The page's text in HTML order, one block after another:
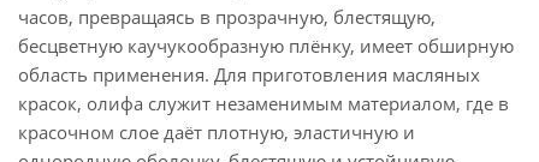
часов, превращаясь в прозрачную, блестящую,
бесцветную каучукообразную плёнку, имеет обширную
область применения. Для приготовления масляных
красок, олифа служит незаменимым материалом, где в
красочном слое даёт плотную, эластичную и